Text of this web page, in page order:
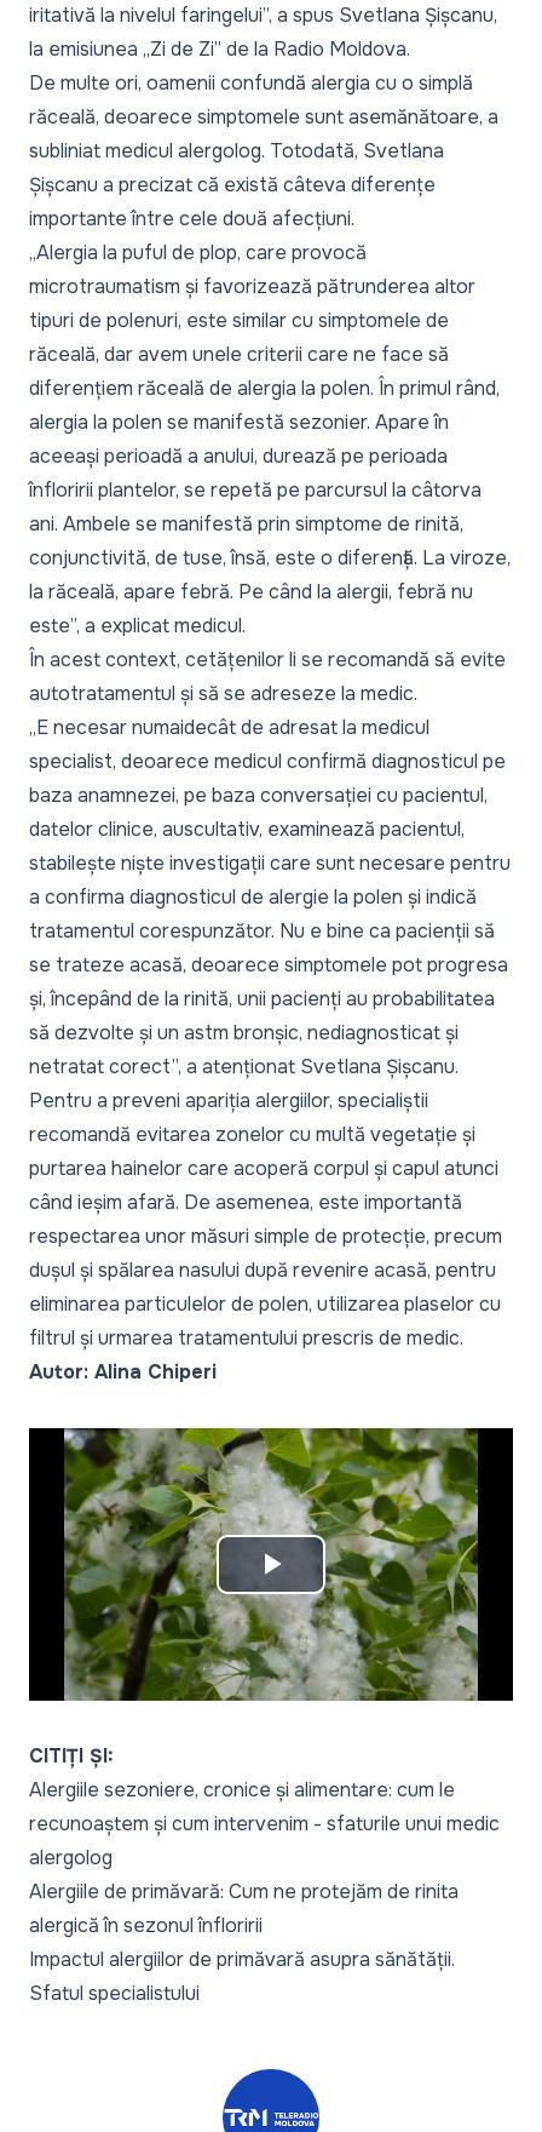
iritativă la nivelul faringelui”, a spus Svetlana Șișcanu,
la emisiunea „Zi de Zi” de la Radio Moldova.
De multe ori, oamenii confundă alergia cu o simplă
răceală, deoarece simptomele sunt asemănătoare, a
subliniat medicul alergolog. Totodată, Svetlana
Șișcanu a precizat că există câteva diferențe
importante între cele două afecțiuni.
„Alergia la puful de plop, care provocă
microtraumatism și favorizează pătrunderea altor
tipuri de polenuri, este similar cu simptomele de
răceală, dar avem unele criterii care ne face să
diferențiem răceală de alergia la polen. În primul rând,
alergia la polen se manifestă sezonier. Apare în
aceeași perioadă a anului, durează pe perioada
înfloririi plantelor, se repetă pe parcursul la câtorva
ani. Ambele se manifestă prin simptome de rinită,
conjunctivită, de tuse, însă, este o diferență. La viroze,
la răceală, apare febră. Pe când la alergii, febră nu
este”, a explicat medicul.
În acest context, cetățenilor li se recomandă să evite
autotratamentul și să se adreseze la medic.
„E necesar numaidecât de adresat la medicul
specialist, deoarece medicul confirmă diagnosticul pe
baza anamnezei, pe baza conversației cu pacientul,
datelor clinice, auscultativ, examinează pacientul,
stabilește niște investigații care sunt necesare pentru
a confirma diagnosticul de alergie la polen și indică
tratamentul corespunzător. Nu e bine ca pacienții să
se trateze acasă, deoarece simptomele pot progresa
și, începând de la rinită, unii pacienți au probabilitatea
să dezvolte și un astm bronșic, nediagnosticat și
netratat corect”, a atenționat Svetlana Șișcanu.
Pentru a preveni apariția alergiilor, specialiștii
recomandă evitarea zonelor cu multă vegetație și
purtarea hainelor care acoperă corpul și capul atunci
când ieșim afară. De asemenea, este importantă
respectarea unor măsuri simple de protecție, precum
dușul și spălarea nasului după revenire acasă, pentru
eliminarea particulelor de polen, utilizarea plaselor cu
filtrul și urmarea tratamentului prescris de medic.
Autor: Alina Chiperi
Play
Video
CITIȚI ȘI:
Alergiile sezoniere, cronice și alimentare: cum le
recunoaștem și cum intervenim - sfaturile unui medic
alergolog
Alergiile de primăvară: Cum ne protejăm de rinita
alergică în sezonul înfloririi
Impactul alergiilor de primăvară asupra sănătății.
Sfatul specialistului